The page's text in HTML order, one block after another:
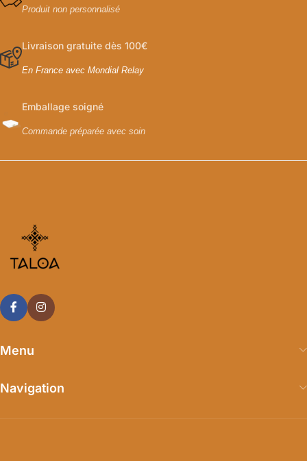
Produit non personnalisé
Livraison gratuite dès 100€
En France avec Mondial Relay
Emballage soigné
Commande préparée avec soin
Menu
Navigation